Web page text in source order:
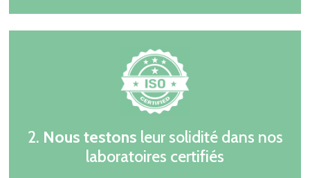
2. Nous testons leur solidité dans nos
laboratoires certifiés